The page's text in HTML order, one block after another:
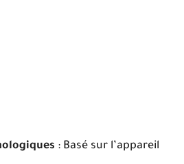
: Basé sur l’appareil